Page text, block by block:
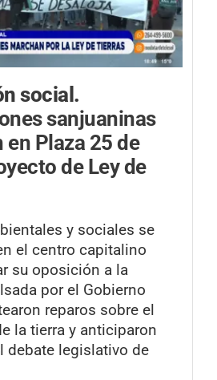
social.
sanjuaninas
en Plaza 25 de
de Ley de
y sociales se
el centro capitalino
su oposición a la
por el Gobierno
reparos sobre el
la tierra y anticiparon
debate legislativo de